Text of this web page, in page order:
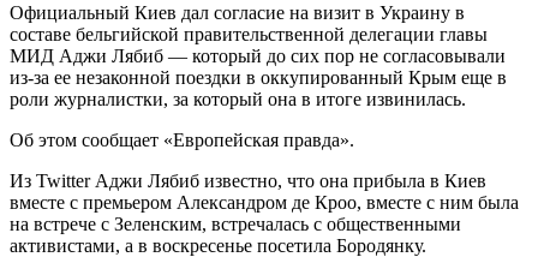
Официальный Киев дал согласие на визит в Украину в
составе бельгийской правительственной делегации главы
МИД Аджи Лябиб — который до сих пор не согласовывали
из-за ее незаконной поездки в оккупированный Крым еще в
роли журналистки, за который она в итоге извинилась.
Об этом сообщает «Европейская правда».
Из Twitter Аджи Лябиб известно, что она прибыла в Киев
вместе с премьером Александром де Кроо, вместе с ним была
на встрече с Зеленским, встречалась с общественными
активистами, а в воскресенье посетила Бородянку.